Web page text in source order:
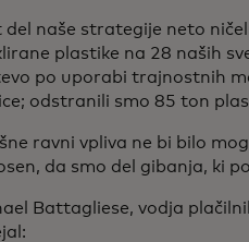
del naše strategije neto
plastike na 28 naših
po uporabi trajnostnih
odstranili smo 85 ton
ravni vpliva ne bi bilo
da smo del gibanja, ki
Battagliese, vodja